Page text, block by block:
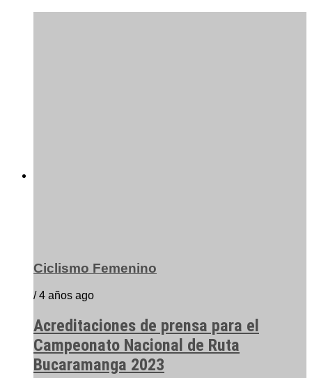
Ciclismo Femenino
/ 4 años ago
Acreditaciones de prensa para el
Campeonato Nacional de Ruta
Bucaramanga 2023